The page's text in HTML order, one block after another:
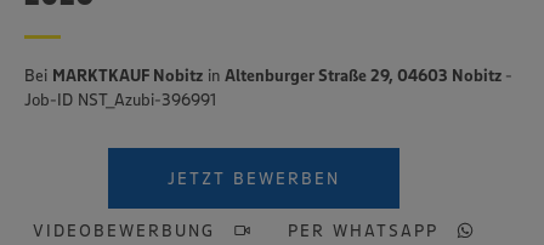
Bei MARKTKAUF Nobitz in Altenburger Straße 29, 04603 Nobitz -
Job-ID NST_Azubi-396991
JETZT BEWERBEN
VIDEOBEWERBUNG PER WHATSAPP